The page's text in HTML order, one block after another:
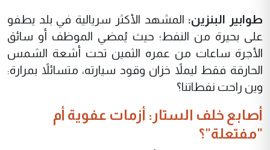
طوابير البنزين: المشهد الأكثر سريالية في بلد يطفو
على بحيرة من النفط؛ حيث يُمضي الموظف أو سائق
الأجرة ساعات من عمره الثمين تحت أشعة الشمس
الحارقة فقط ليملاً خزان وقود سيارته، متسائلاً بمرارة:
وين راحت نفطاتنا؟
أصابع خلف الستار: أزمات عفوية أم
"مفتعلة"؟